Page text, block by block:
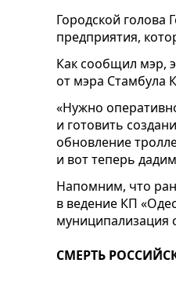
Городской голова
предприятия,
Как сообщил мэр,
от мэра Стамбула
«Нужно
и готовить
обновление
и вот теперь
Напомним, что
в ведение КП
муниципализация
СМЕРТЬ